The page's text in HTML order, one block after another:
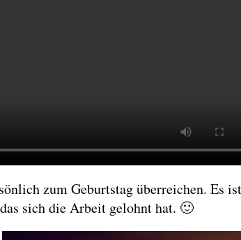
zum Geburtstag überreichen. Es
sich die Arbeit gelohnt hat. 🙂